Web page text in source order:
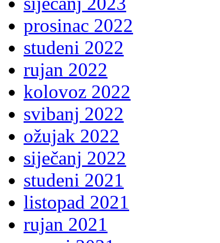
prosinac 2022
studeni 2022
rujan 2022
kolovoz 2022
svibanj 2022
ožujak 2022
siječanj 2022
studeni 2021
listopad 2021
rujan 2021